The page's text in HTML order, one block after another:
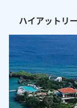
ハイアットリ